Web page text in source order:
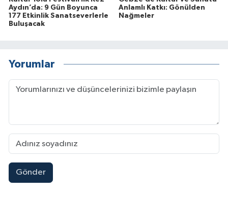
Aydın’da: 9 Gün Boyunca
177 Etkinlik Sanatseverlerle
Buluşacak
Anlamlı Katkı: Gönülden
Nağmeler
Yorumlar
Gönder